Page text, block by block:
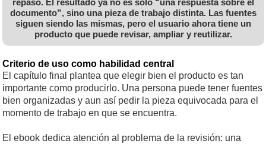
documento”, sino una pieza de trabajo distinta. Las fuentes
siguen siendo las mismas, pero el usuario ahora tiene un
producto que puede revisar, ampliar y reutilizar.
Criterio de uso como habilidad central
El capítulo final plantea que elegir bien el producto es tan
importante como producirlo. Una persona puede tener fuentes
bien organizadas y aun así pedir la pieza equivocada para el
momento de trabajo en que se encuentra.
El ebook dedica atención al problema de la revisión: una